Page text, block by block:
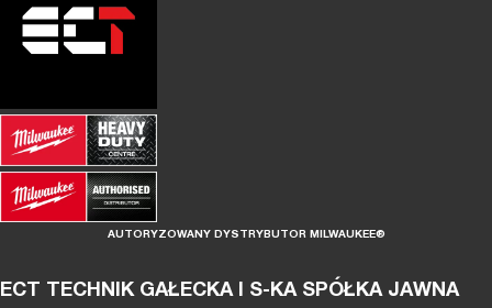
AUTORYZOWANY DYSTRYBUTOR MILWAUKEE®
ECT TECHNIK GAŁECKA I S-KA SPÓŁKA JAWNA